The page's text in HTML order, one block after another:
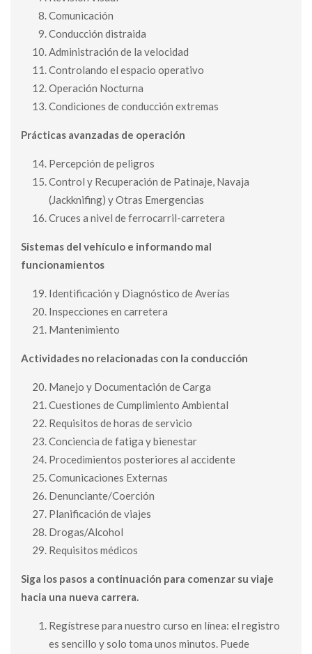
Comunicación
Conducción distraida
Administración de la velocidad
Controlando el espacio operativo
Operación Nocturna
Condiciones de conducción extremas
Prácticas avanzadas de operación
Percepción de peligros
Control y Recuperación de Patinaje, Navaja
(Jackknifing) y Otras Emergencias
Cruces a nivel de ferrocarril-carretera
Sistemas del vehículo e informando mal
funcionamientos
Identificación y Diagnóstico de Averías
Inspecciones en carretera
Mantenimiento
Actividades no relacionadas con la conducción
Manejo y Documentación de Carga
Cuestiones de Cumplimiento Ambiental
Requisitos de horas de servicio
Conciencia de fatiga y bienestar
Procedimientos posteriores al accidente
Comunicaciones Externas
Denunciante/Coerción
Planificación de viajes
Drogas/Alcohol
Requisitos médicos
Siga los pasos a continuación para comenzar su viaje
hacia una nueva carrera.
Regístrese para nuestro curso en línea: el registro
es sencillo y solo toma unos minutos. Puede